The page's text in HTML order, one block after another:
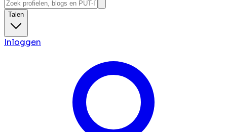
Talen
Inloggen